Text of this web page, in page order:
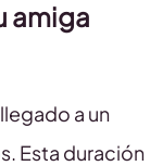
amiga
a un
Esta duración